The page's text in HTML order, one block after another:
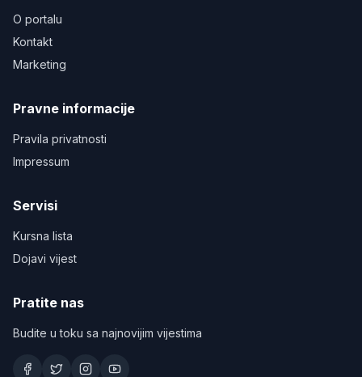
O portalu
Kontakt
Marketing
Pravne informacije
Pravila privatnosti
Impressum
Servisi
Kursna lista
Dojavi vijest
Pratite nas
Budite u toku sa najnovijim vijestima